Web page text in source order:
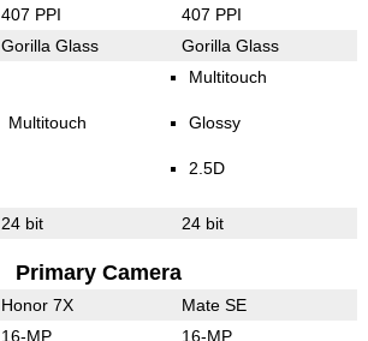
407 PPI 407 PPI
Gorilla Glass Gorilla Glass
Multitouch
Multitouch
Glossy
2.5D
24 bit 24 bit
Primary Camera
Honor 7X Mate SE
16-MP 16-MP